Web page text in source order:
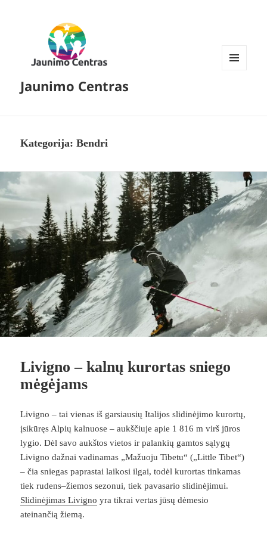
Jaunimo Centras
Kategorija:Bendri
Livigno – kalnų kurortas sniego
mėgėjams
Livigno – tai vienas iš garsiausių Italijos slidinėjimo kurortų,
įsikūręs Alpių kalnuose – aukščiuje apie 1 816 m virš jūros
lygio. Dėl savo aukštos vietos ir palankių gamtos sąlygų
Livigno dažnai vadinamas „Mažuoju Tibetu“ („Little Tibet“)
– čia sniegas paprastai laikosi ilgai, todėl kurortas tinkamas
tiek rudens–žiemos sezonui, tiek pavasario slidinėjimui.
Slidinėjimas Livigno yra tikrai vertas jūsų dėmesio
ateinančią žiemą.